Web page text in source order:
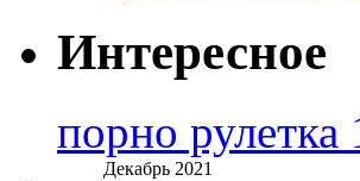
Интересное
порно рулетка
Декабрь 2021